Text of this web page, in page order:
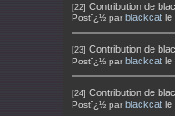
[22] Contribution de
Postï¿½ par blackcat le
[23] Contribution de
Postï¿½ par blackcat le
[24] Contribution de
Postï¿½ par blackcat le